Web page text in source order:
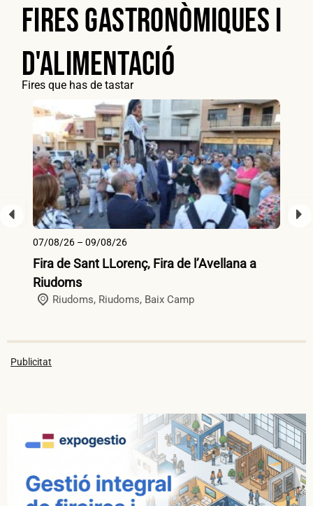
Fires gastronòmiques i
d'alimentació
Fires que has de tastar
07/08/26 – 09/08/26
Fira de Sant LLorenç, Fira de l’Avellana a
Riudoms
Riudoms, Riudoms, Baix Camp
Publicitat